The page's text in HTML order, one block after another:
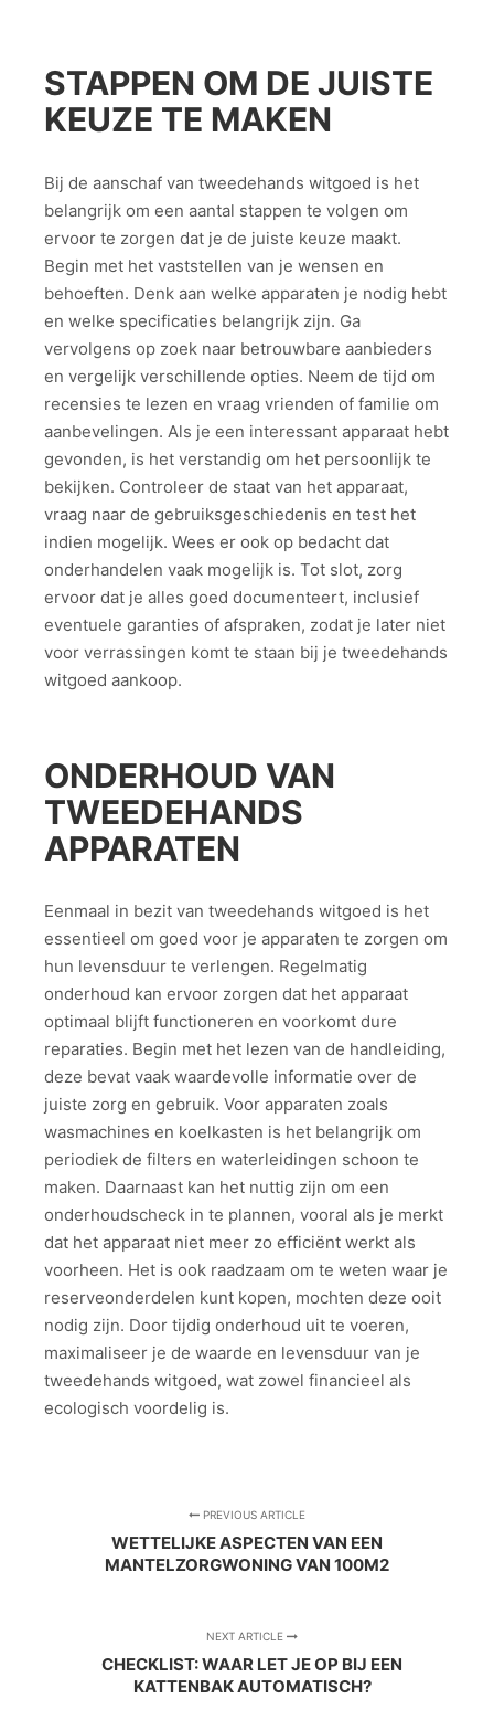
STAPPEN OM DE JUISTE
KEUZE TE MAKEN
Bij de aanschaf van tweedehands witgoed is het
belangrijk om een aantal stappen te volgen om
ervoor te zorgen dat je de juiste keuze maakt.
Begin met het vaststellen van je wensen en
behoeften. Denk aan welke apparaten je nodig hebt
en welke specificaties belangrijk zijn. Ga
vervolgens op zoek naar betrouwbare aanbieders
en vergelijk verschillende opties. Neem de tijd om
recensies te lezen en vraag vrienden of familie om
aanbevelingen. Als je een interessant apparaat hebt
gevonden, is het verstandig om het persoonlijk te
bekijken. Controleer de staat van het apparaat,
vraag naar de gebruiksgeschiedenis en test het
indien mogelijk. Wees er ook op bedacht dat
onderhandelen vaak mogelijk is. Tot slot, zorg
ervoor dat je alles goed documenteert, inclusief
eventuele garanties of afspraken, zodat je later niet
voor verrassingen komt te staan bij je tweedehands
witgoed aankoop.
ONDERHOUD VAN
TWEEDEHANDS
APPARATEN
Eenmaal in bezit van tweedehands witgoed is het
essentieel om goed voor je apparaten te zorgen om
hun levensduur te verlengen. Regelmatig
onderhoud kan ervoor zorgen dat het apparaat
optimaal blijft functioneren en voorkomt dure
reparaties. Begin met het lezen van de handleiding,
deze bevat vaak waardevolle informatie over de
juiste zorg en gebruik. Voor apparaten zoals
wasmachines en koelkasten is het belangrijk om
periodiek de filters en waterleidingen schoon te
maken. Daarnaast kan het nuttig zijn om een
onderhoudscheck in te plannen, vooral als je merkt
dat het apparaat niet meer zo efficiënt werkt als
voorheen. Het is ook raadzaam om te weten waar je
reserveonderdelen kunt kopen, mochten deze ooit
nodig zijn. Door tijdig onderhoud uit te voeren,
maximaliseer je de waarde en levensduur van je
tweedehands witgoed, wat zowel financieel als
ecologisch voordelig is.
PREVIOUS ARTICLE
WETTELIJKE ASPECTEN VAN EEN
MANTELZORGWONING VAN 100M2
NEXT ARTICLE
CHECKLIST: WAAR LET JE OP BIJ EEN
KATTENBAK AUTOMATISCH?